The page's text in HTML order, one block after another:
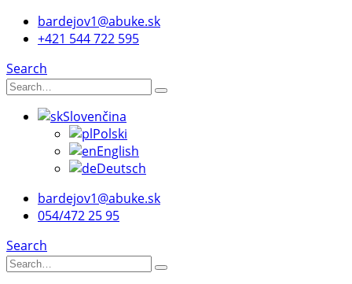
bardejov1@abuke.sk
+421 544 722 595
Search
Slovenčina
Polski
English
Deutsch
bardejov1@abuke.sk
054/472 25 95
Search